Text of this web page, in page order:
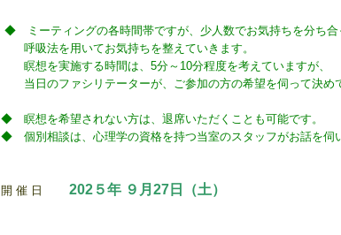
◆ ミーティングの各時間帯ですが、少人数でお気持ちを分ち合
呼吸法を用いてお気持ちを整えていきます。
瞑想を実施する時間は、5分～10分程度を考えていますが、
当日のファシリテーターが、ご参加の方の希望を伺って決め
◆ 瞑想を希望されない方は、退席いただくことも可能です。
◆ 個別相談は、心理学の資格を持つ当室のスタッフがお話を伺
開 催 日 202５年 ９月27日（土）